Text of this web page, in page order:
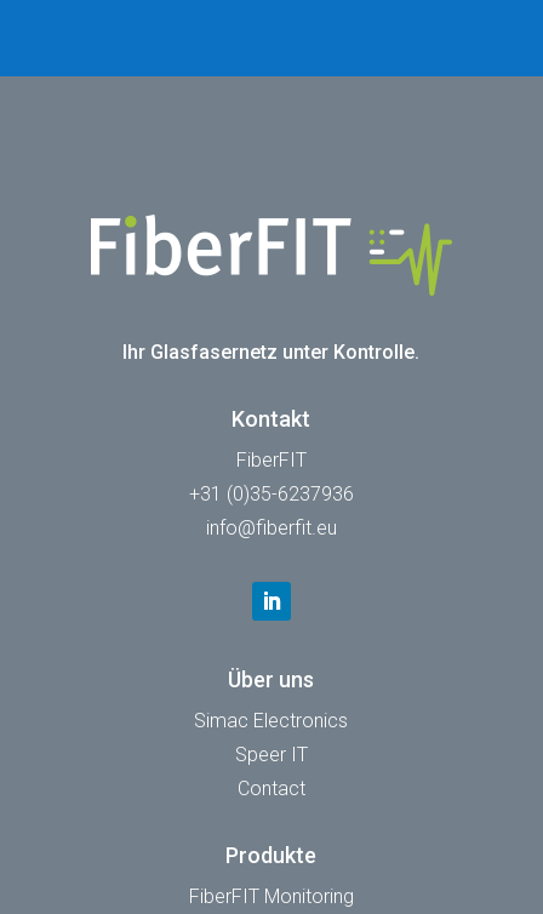
Ihr Glasfasernetz unter Kontrolle.
Kontakt
FiberFIT
+31 (0)35-6237936
info@fiberfit.eu
Über uns
Simac Electronics
Speer IT
Contact
Produkte
FiberFIT Monitoring